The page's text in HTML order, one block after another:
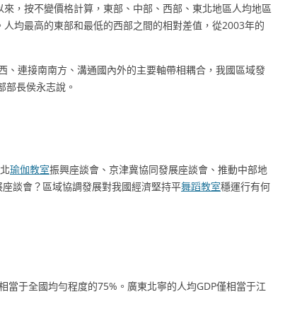
，按不變價格計算，東部、中部、西部、東北地區人均地區
均最高的東部和最低的西部之間的相對差值，從2003年的
、連接南南方、溝通國內外的主要軸帶相耦合，我國區域發
部長侯永志說。
瑜伽教室振興座談會、京津冀協同發展座談會、推動中部地
談會？區域協調發展對我國經濟堅持平舞蹈教室穩運行有何
當于全國均勻程度的75%。廣東北寧的人均GDP僅相當于江